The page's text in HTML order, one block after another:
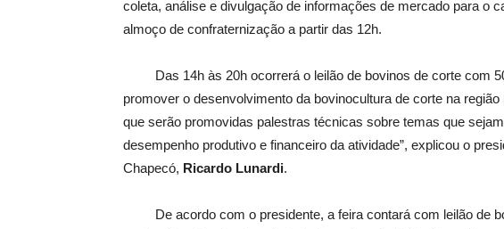
coleta, análise e divulgação de informações de mercado para o
almoço de confraternização a partir das 12h.
Das 14h às 20h ocorrerá o leilão de bovinos de corte com
promover o desenvolvimento da bovinocultura de corte na
que serão promovidas palestras técnicas sobre temas que
desempenho produtivo e financeiro da atividade”, explicou o
Chapecó, Ricardo Lunardi.
De acordo com o presidente, a feira contará com leilão de